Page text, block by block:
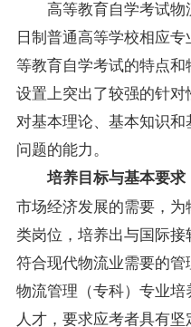
高等教育自学考试物
日制普通高等学校相应
等教育自学考试的特点
设置上突出了较强的针
对基本理论、基本知识
问题的能力。
培养目标与基本要求
市场经济发展的需要，
类岗位，培养出与国际
符合现代物流业需要的
物流管理（专科）专业
人才，要求应考者具有